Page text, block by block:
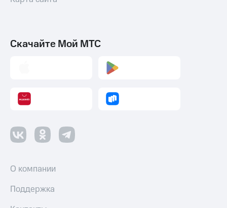
Скачайте Мой МТС
О компании
Поддержка